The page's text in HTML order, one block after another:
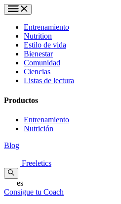
Entrenamiento
Nutrition
Estilo de vida
Bienestar
Comunidad
Ciencias
Listas de lectura
Productos
Entrenamiento
Nutrición
Blog
Freeletics
es
Consigue tu Coach